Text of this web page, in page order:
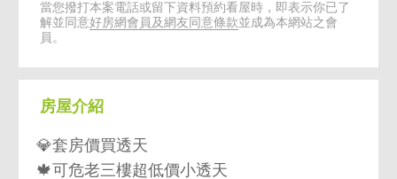
當您撥打本案電話或留下資料預約看屋時，即表示你已了
解並同意好房網會員及網友同意條款並成為本網站之會
員。
房屋介紹
💎套房價買透天
🍁可危老三樓超低價小透天